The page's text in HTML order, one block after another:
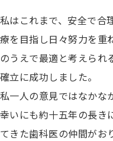
私はこれまで、安全で合
療を目指し日々努力を重
のうえで最適と考えられ
確立に成功しました。
私一人の意見ではなかな
幸いにも約十五年の長き
てきた歯科医の仲間がお